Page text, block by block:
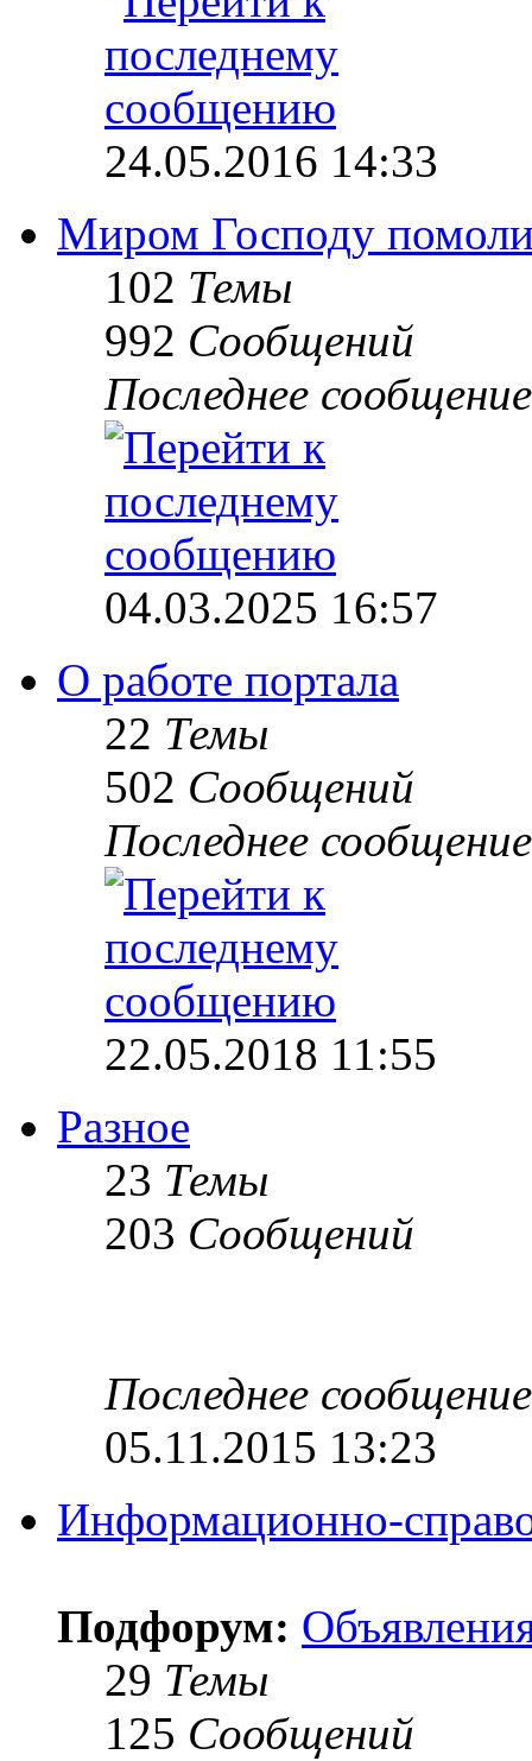
24.05.2016 14:33
Миром Господу
102 Темы
992 Сообщений
Последнее сообщение
04.03.2025 16:57
О работе портала
22 Темы
502 Сообщений
Последнее сообщение
22.05.2018 11:55
Разное
23 Темы
203 Сообщений
Последнее сообщение
05.11.2015 13:23
Информационно-
Подфорум:
29 Темы
125 Сообщений